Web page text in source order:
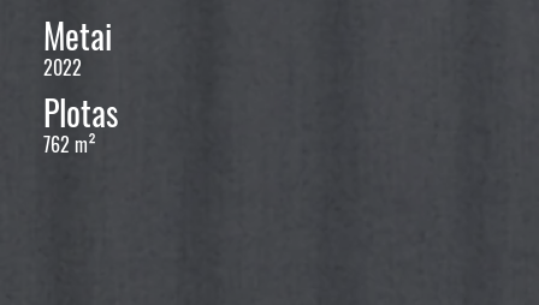
Metai
2022
Plotas
762 m²